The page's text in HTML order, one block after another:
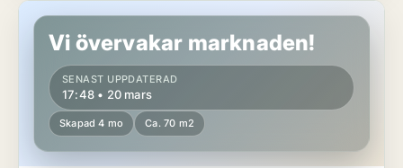
Butikslokal i Göteborg
Vi övervakar marknaden!
SENAST UPPDATERAD
17:48 • 20 mars
Skapad 4 mo Ca. 70 m2